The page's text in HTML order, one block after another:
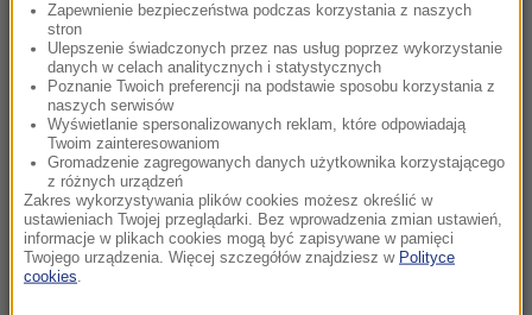
23:41
Hubert Hurkacz gra dalej! Potrzebny był tie-
break
23:26
Linette walczyła, ale Jovic okazała się za
mocna. Toronto nie dla Polki
23:04
Kierują jednym państwem, ale dzieli ich
Zapewnienie bezpieczeństwa podczas korzystania z naszych
stron
Ulepszenie świadczonych przez nas usług poprzez wykorzystanie
danych w celach analitycznych i statystycznych
Poznanie Twoich preferencji na podstawie sposobu korzystania z
naszych serwisów
Wyświetlanie spersonalizowanych reklam, które odpowiadają
Twoim zainteresowaniom
Gromadzenie zagregowanych danych użytkownika korzystającego
z różnych urządzeń
Zakres wykorzystywania plików cookies możesz określić w
ustawieniach Twojej przeglądarki. Bez wprowadzenia zmian ustawień,
informacje w plikach cookies mogą być zapisywane w pamięci
Twojego urządzenia. Więcej szczegółów znajdziesz w Polityce
cookies